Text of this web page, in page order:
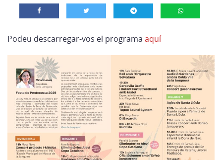
Podeu descarregar-vos el programa aquí